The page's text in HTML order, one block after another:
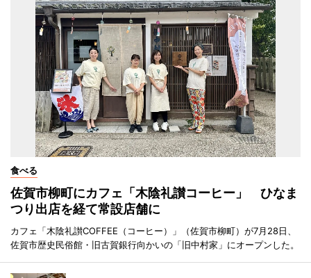
食べる
佐賀市柳町にカフェ「木陰礼讃コーヒー」 ひなま
つり出店を経て常設店舗に
カフェ「木陰礼讃COFFEE（コーヒー）」（佐賀市柳町）が7月28日、
佐賀市歴史民俗館・旧古賀銀行向かいの「旧中村家」にオープンした。